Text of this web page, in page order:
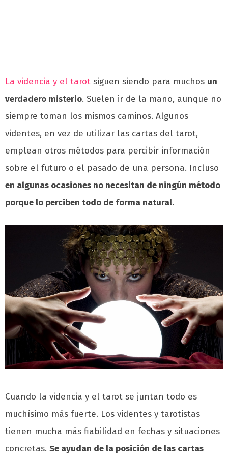
La videncia y el tarot siguen siendo para muchos un
verdadero misterio. Suelen ir de la mano, aunque no
siempre toman los mismos caminos. Algunos
videntes, en vez de utilizar las cartas del tarot,
emplean otros métodos para percibir información
sobre el futuro o el pasado de una persona. Incluso
en algunas ocasiones no necesitan de ningún método
porque lo perciben todo de forma natural.
Cuando la videncia y el tarot se juntan todo es
muchísimo más fuerte. Los videntes y tarotistas
tienen mucha más fiabilidad en fechas y situaciones
concretas. Se ayudan de la posición de las cartas